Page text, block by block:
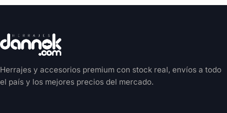
Herrajes y accesorios premium con stock real, envíos a todo
el país y los mejores precios del mercado.